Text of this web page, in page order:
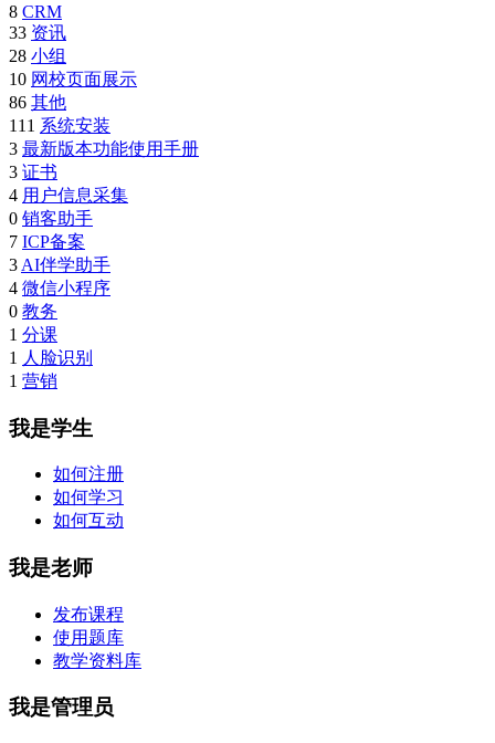
8 CRM
33 资讯
28 小组
10 网校页面展示
86 其他
111 系统安装
3 最新版本功能使用手册
3 证书
4 用户信息采集
0 销客助手
7 ICP备案
3 AI伴学助手
4 微信小程序
0 教务
1 分课
1 人脸识别
1 营销
我是学生
如何注册
如何学习
如何互动
我是老师
发布课程
使用题库
教学资料库
我是管理员